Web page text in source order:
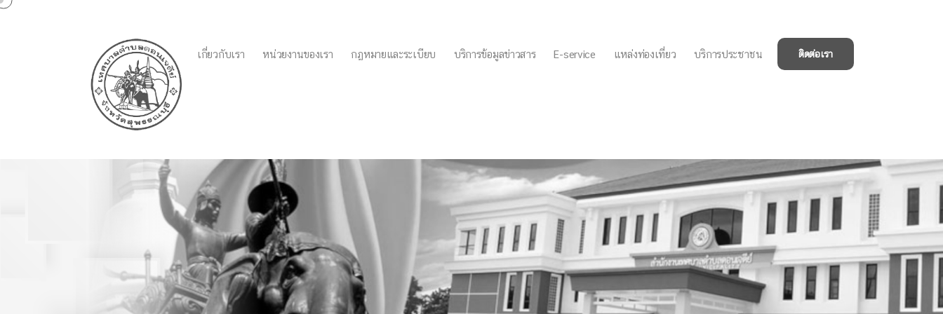
เกี่ยวกับเรา หน่วยงานของเรา กฏหมายและระเบียบ บริการข้อมูลข่าวสาร E-service แหล่งท่องเที่ยว บริการประชาชน ติดต่อเรา
แผ่นพับการขึ้นทะเบียนผู้สูงอายุ